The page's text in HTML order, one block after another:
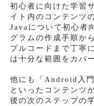
初心者に向けた学習
イト内のコンテンツ
Javaについて初心者
グラムの作成手順か
プルコードまで丁寧
は十分な範囲をカバー
他にも「Android入
といったコンテンツ
後の次のステップの